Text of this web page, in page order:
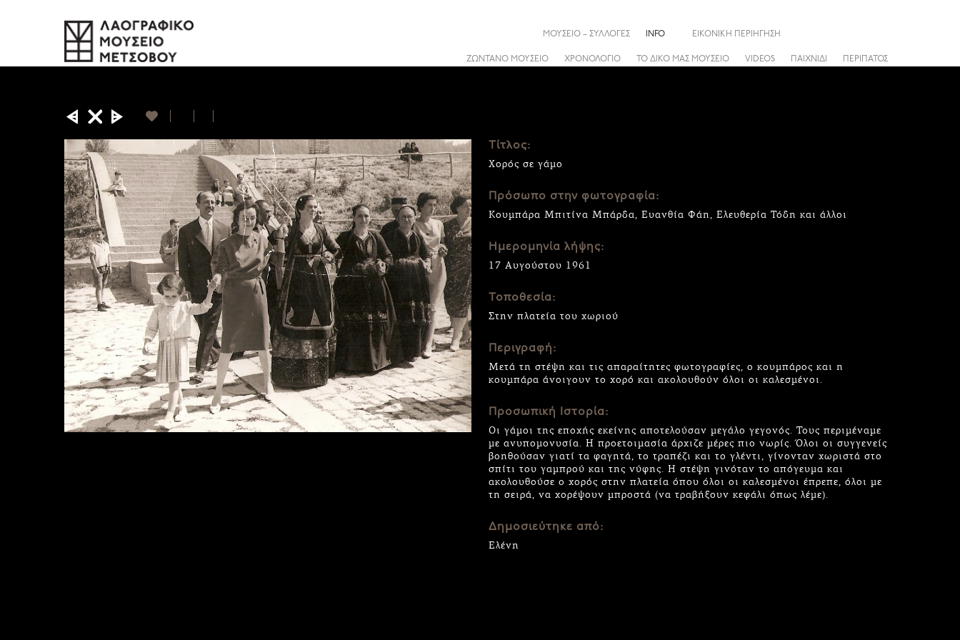
ΖΩΝΤΑΝΟ ΜΟΥΣΕΙΟ ΧΡΟΝΟΛΟΓΙΟ ΤΟ ΔΙΚΟ ΜΑΣ ΜΟΥΣΕΙΟ VIDEOS ΠΑΙΧΝΙΔΙ ΠΕΡΙΠΑΤΟΣ
ΜΟΥΣΕΙΟ – ΣΥΛΛΟΓΕΣ INFO ΕΙΚΟΝΙΚΗ ΠΕΡΙΗΓΗΣΗ
Τίτλος:
Χορός σε γάμο
Πρόσωπο στην φωτογραφία:
Κουμπάρα Μπιτίνα Μπάρδα, Ευανθία Φάη, Ελευθερία Τόδη και άλλοι
Ημερομηνία λήψης:
17 Αυγούστου 1961
Τοποθεσία:
Στην πλατεία του χωριού
Περιγραφή:
Μετά τη στέψη και τις απαραίτητες φωτογραφίες, ο κουμπάρος και η
κουμπάρα άνοιγουν το χορό και ακολουθούν όλοι οι καλεσμένοι.
Προσωπική Ιστορία:
Οι γάμοι της εποχής εκείνης αποτελούσαν μεγάλο γεγονός. Τους περιμέναμε
με ανυπομονυσία. Η προετοιμασία άρχιζε μέρες πιο νωρίς. Όλοι οι συγγενείς
βοηθούσαν γιατί τα φαγητά, το τραπέζι και το γλέντι, γίνονταν χωριστά στο
σπίτι του γαμπρού και της νύφης. Η στέψη γινόταν το απόγευμα και
ακολουθούσε ο χορός στην πλατεία όπου όλοι οι καλεσμένοι έπρεπε, όλοι με
τη σειρά, να χορέψουν μπροστά (να τραβήξουν κεφάλι όπως λέμε).
Δημοσιεύτηκε από:
Ελένη